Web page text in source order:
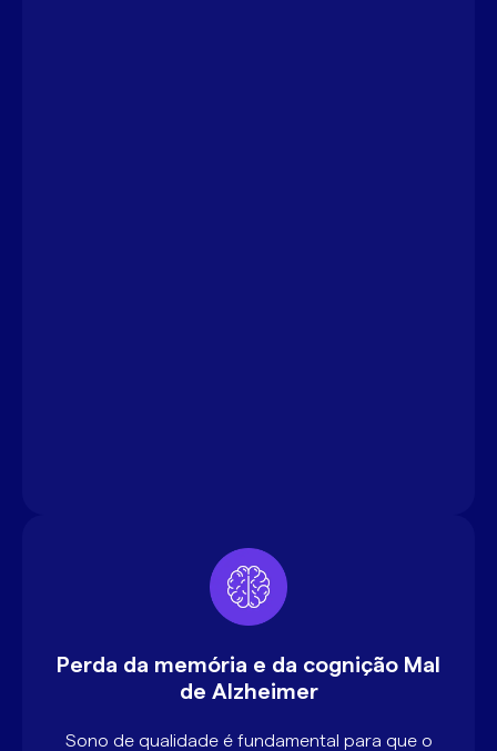
Perda da memória e da cognição Mal
de Alzheimer
Sono de qualidade é fundamental para que o